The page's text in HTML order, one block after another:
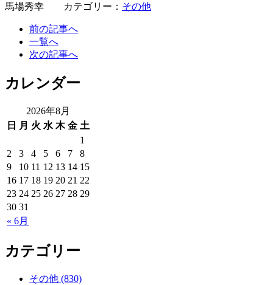
馬場秀幸 カテゴリー： その他
前の記事へ
一覧へ
次の記事へ
カレンダー
2026年8月
日
月 火 水 木 金 土
« 6月
1
2
3 4 5 6 7
8
9
10 11 12 13 14 15
16 17 18 19 20 21 22
23 24 25 26 27 28 29
30 31
カテゴリー
その他 (830)